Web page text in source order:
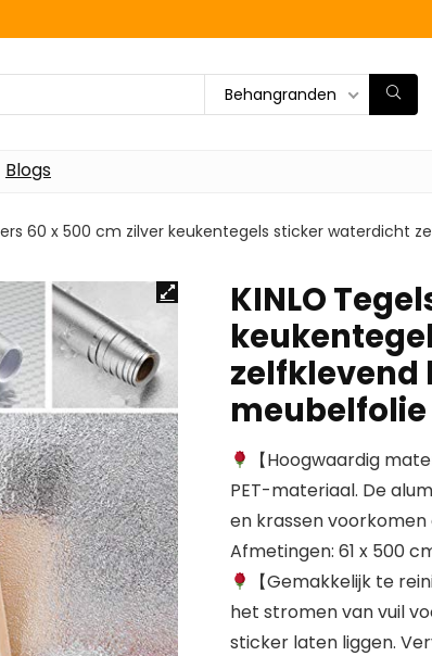
Behangranden
Blogs
60 x 500 cm zilver keukentegels sticker waterdicht
KINLO
zelfklevend
【Hoogwaardig
PET-materiaal. De
en krassen
Afmetingen: 61 x 500
【Gemakkelijk te
het stromen van vuil
sticker laten liggen.